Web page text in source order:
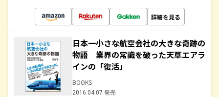
詳細を見る
日本一小さな航空会社の大きな奇跡の
物語 業界の常識を破った天草エアラ
インの「復活」
BOOKS
2016.04.07 発売